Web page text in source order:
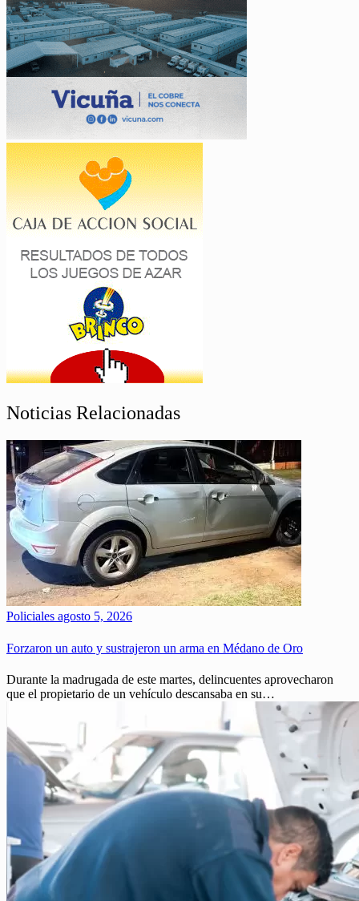
Noticias Relacionadas
Policiales agosto 5, 2026
Forzaron un auto y sustrajeron un arma en Médano de Oro
Durante la madrugada de este martes, delincuentes aprovecharon
que el propietario de un vehículo descansaba en su…